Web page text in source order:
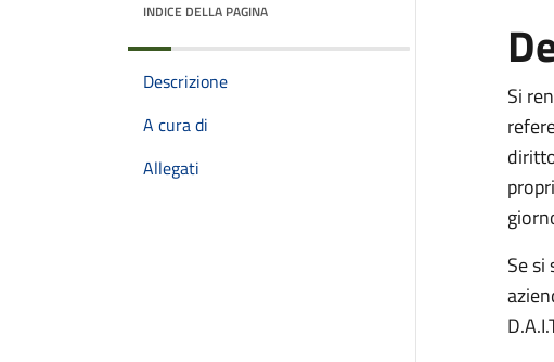
INDICE DELLA PAGINA
Descrizione
A cura di
Allegati
Si
Se